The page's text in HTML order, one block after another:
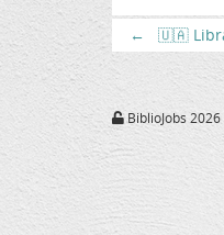
←
🇺🇦
BiblioJobs 2026